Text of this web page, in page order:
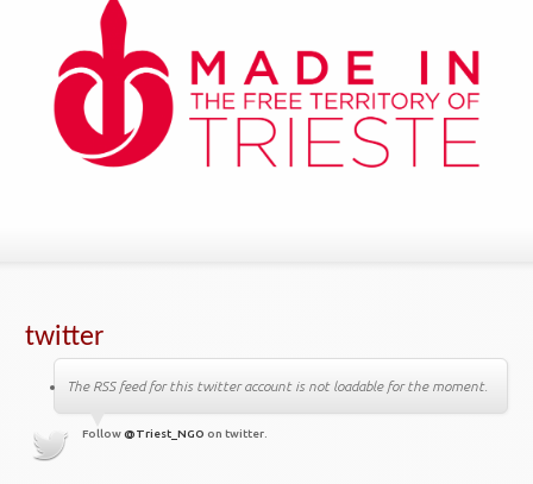
twitter
The RSS feed for this twitter account is not loadable for the moment.
Follow @Triest_NGO on twitter.